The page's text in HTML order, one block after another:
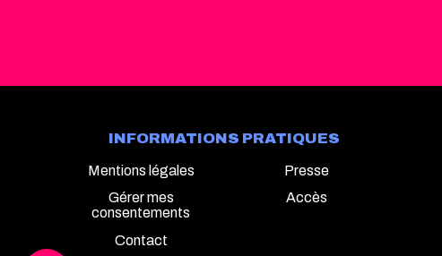
INFORMATIONS PRATIQUES
Mentions légales
Presse
Gérer mes
consentements
Accès
Contact